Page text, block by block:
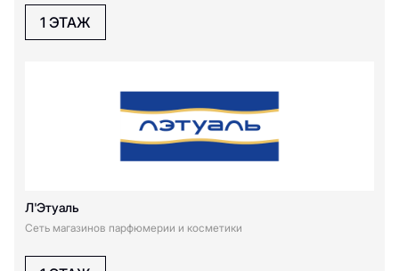
1 ЭТАЖ
Л'Этуаль
Сеть магазинов парфюмерии и косметики